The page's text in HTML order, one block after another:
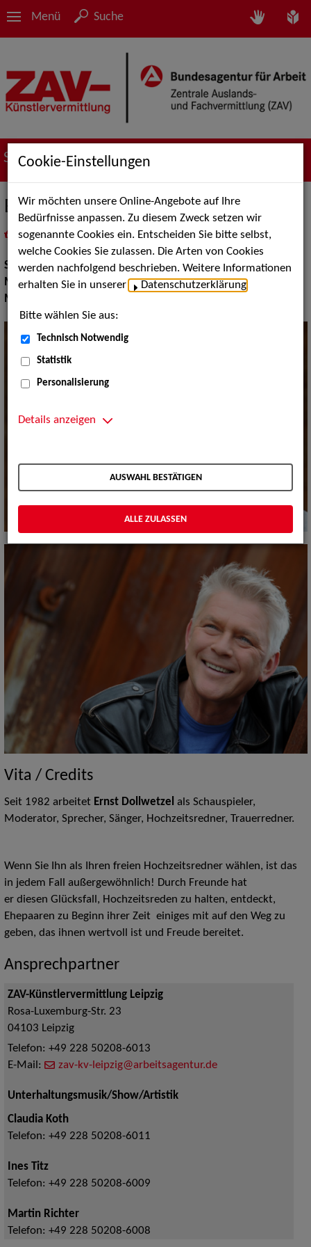
Menü Suche
Suche nach Künstler*innen
Ernst Dollwetzel
als PDF speichern
inMeine Merklistelegen
Show:Moderation, Musik Shows
Moderation:Moderator / Moderatorin
Musik Shows:
Vita / Credits
Seit 1982 arbeitet Ernst Dollwetzel als Schauspieler,
Moderator, Sprecher, Sänger, Hochzeitsredner, Trauerredner.
Wenn Sie Ihn als Ihren freien Hochzeitsredner wählen, ist das
in jedem Fall außergewöhnlich! Durch Freunde hat
er diesen Glücksfall, Hochzeitsreden zu halten, entdeckt,
Ehepaaren zu Beginn ihrer Zeit einiges mit auf den Weg zu
geben, das ihnen wertvoll ist und Freude bereitet.
Ansprechpartner
ZAV-Künstlervermittlung Leipzig
Rosa-Luxemburg-Str. 23
04103 Leipzig
Telefon: +49 228 50208-6013
E-Mail:
zav-kv-leipzig@arbeitsagentur.de
Unterhaltungsmusik/Show/Artistik
Claudia Koth
Telefon: +49 228 50208-6011
Ines Titz
Telefon: +49 228 50208-6009
Martin Richter
Telefon: +49 228 50208-6008
Cookie-Einstellungen
Wir möchten unsere Online-Angebote auf Ihre
Bedürfnisse anpassen. Zu diesem Zweck setzen wir
sogenannte Cookies ein. Entscheiden Sie bitte selbst,
welche Cookies Sie zulassen. Die Arten von Cookies
werden nachfolgend beschrieben. Weitere Informationen
erhalten Sie in unserer
Datenschutzerklärung
Bitte wählen Sie aus:
Technisch Notwendig
Statistik
Personalisierung
Details anzeigen
AUSWAHL BESTÄTIGEN
ALLE ZULASSEN